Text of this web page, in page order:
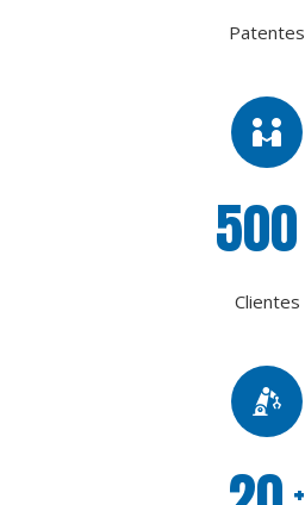
Patentes
500
Clientes
+